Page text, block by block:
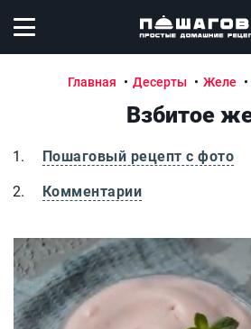
Открыть меню
Главная Десерты Желе
Взбитое
Пошаговый рецепт с фото
Комментарии
Взбитое желе